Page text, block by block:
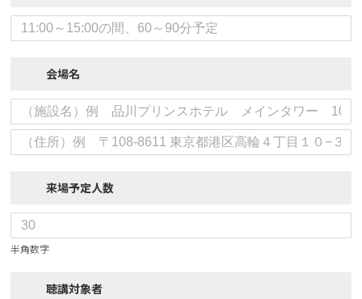
会場名
来場予定人数
半角数字
聴講対象者